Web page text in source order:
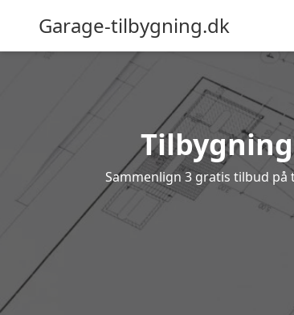
Garage-tilbygning.dk
Sammenlign 3 gratis tilbud